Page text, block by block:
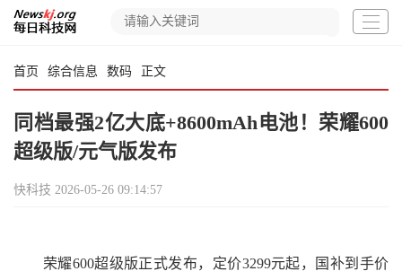
首页 综合信息 数码 正文
同档最强2亿大底+8600mAh电池！荣耀600
超级版/元气版发布
快科技 2026-05-26 09:14:57
荣耀600超级版正式发布，定价3299元起，国补到手价